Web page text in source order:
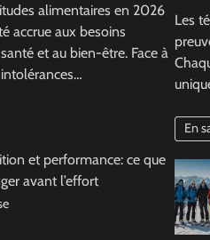
alimentaires en 2026
accrue aux besoins
et au bien-être. Face à
et performance: ce que
avant l’effort
Les
En